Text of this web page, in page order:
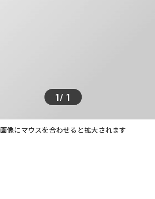
1/1
画像にマウスを合わせると拡大されます